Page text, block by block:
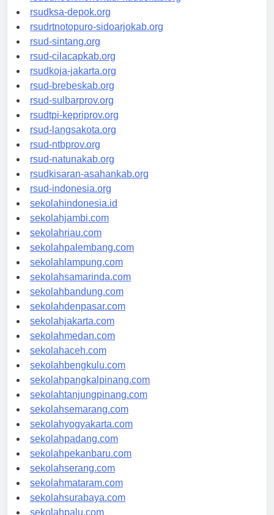
rsuddrloekmonohadi-kuduskab.org
rsudksa-depok.org
rsudrtnotopuro-sidoarjokab.org
rsud-sintang.org
rsud-cilacapkab.org
rsudkoja-jakarta.org
rsud-brebeskab.org
rsud-sulbarprov.org
rsudtpi-kepriprov.org
rsud-langsakota.org
rsud-ntbprov.org
rsud-natunakab.org
rsudkisaran-asahankab.org
rsud-indonesia.org
sekolahindonesia.id
sekolahjambi.com
sekolahriau.com
sekolahpalembang.com
sekolahlampung.com
sekolahsamarinda.com
sekolahbandung.com
sekolahdenpasar.com
sekolahjakarta.com
sekolahmedan.com
sekolahaceh.com
sekolahbengkulu.com
sekolahpangkalpinang.com
sekolahtanjungpinang.com
sekolahsemarang.com
sekolahyogyakarta.com
sekolahpadang.com
sekolahpekanbaru.com
sekolahserang.com
sekolahmataram.com
sekolahsurabaya.com